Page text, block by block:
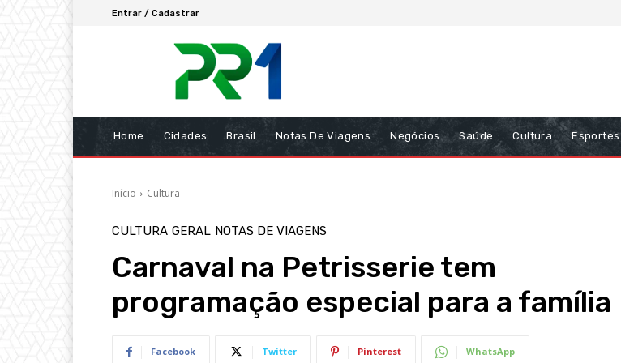
Entrar / Cadastrar
Home Cidades Brasil Notas De Viagens Negócios Saúde Cultura Esportes
Início Cultura
CULTURA GERAL NOTAS DE VIAGENS
Carnaval na Petrisserie tem
programação especial para a família
Facebook Twitter Pinterest WhatsApp